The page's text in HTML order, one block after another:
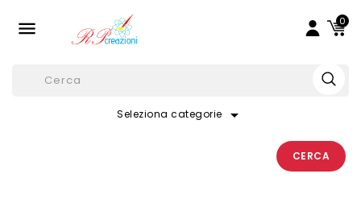
 0
Seleziona categorie arrow_drop_down
CERCA